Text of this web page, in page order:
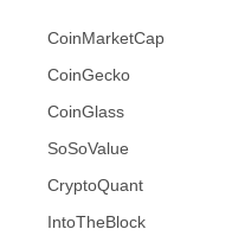
CoinMarketCap
CoinGecko
CoinGlass
SoSoValue
CryptoQuant
IntoTheBlock